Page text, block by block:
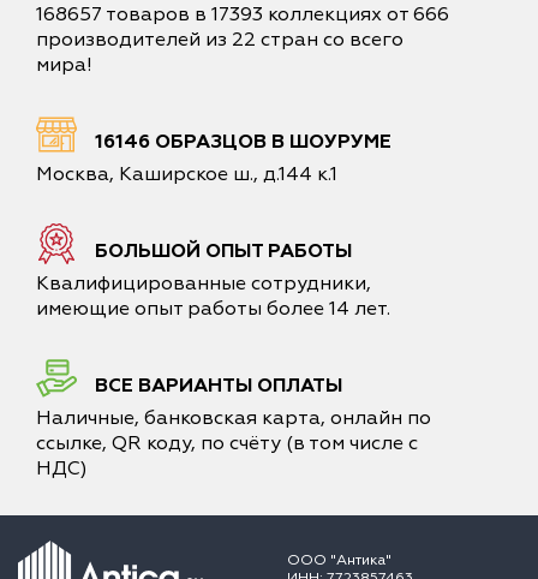
168657 товаров в 17393 коллекциях от 666
производителей из 22 стран со всего
мира!
16146 ОБРАЗЦОВ В ШОУРУМЕ
Москва, Каширское ш., д.144 к.1
БОЛЬШОЙ ОПЫТ РАБОТЫ
Квалифицированные сотрудники,
имеющие опыт работы более 14 лет.
ВСЕ ВАРИАНТЫ ОПЛАТЫ
Наличные, банковская карта, онлайн по
ссылке, QR коду, по счёту (в том числе с
НДС)
ООО "Антика"